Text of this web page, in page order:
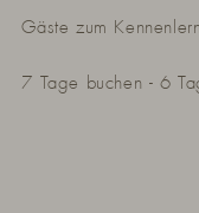
Gäste zum
7 Tage buchen - 6